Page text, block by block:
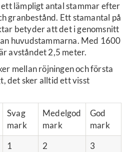
lämpligt antal stammar efter
granbestånd. Ett stamantal på
betyder att det i genomsnitt
huvudstammarna. Med 1600
avståndet 2,5 meter.
mellan röjningen och första
det sker alltid ett visst
Svag
mark
Medelgod
mark
God
mark
1 2 3